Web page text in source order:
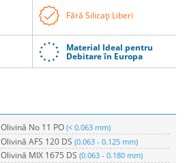
Fără Silicați Liberi
Material Ideal pentru
Debitare în Europa
Olivină No 11 PO (< 0.063 mm)
Olivină AFS 120 DS (0.063 - 0.125 mm)
Olivină MIX 1675 DS (0.063 - 0.180 mm)